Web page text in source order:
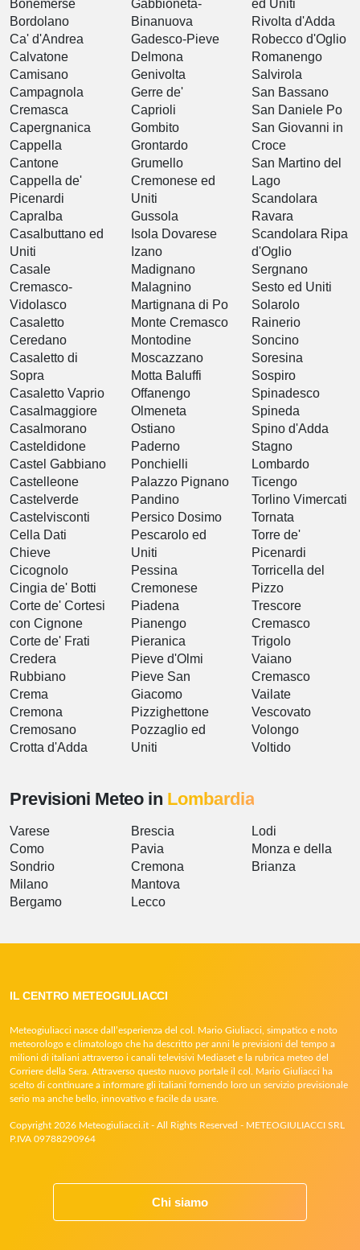
Bonemerse
Bordolano
Ca' d'Andrea
Calvatone
Camisano
Campagnola
Cremasca
Capergnanica
Cappella
Cantone
Cappella de'
Picenardi
Capralba
Casalbuttano ed
Uniti
Casale
Cremasco-
Vidolasco
Casaletto
Ceredano
Casaletto di
Sopra
Casaletto Vaprio
Casalmaggiore
Casalmorano
Casteldidone
Castel Gabbiano
Castelleone
Castelverde
Castelvisconti
Cella Dati
Chieve
Cicognolo
Cingia de' Botti
Corte de' Cortesi
con Cignone
Corte de' Frati
Credera
Rubbiano
Crema
Cremona
Cremosano
Crotta d'Adda
Gabbioneta-
Binanuova
Gadesco-Pieve
Delmona
Genivolta
Gerre de'
Caprioli
Gombito
Grontardo
Grumello
Cremonese ed
Uniti
Gussola
Isola Dovarese
Izano
Madignano
Malagnino
Martignana di Po
Monte Cremasco
Montodine
Moscazzano
Motta Baluffi
Offanengo
Olmeneta
Ostiano
Paderno
Ponchielli
Palazzo Pignano
Pandino
Persico Dosimo
Pescarolo ed
Uniti
Pessina
Cremonese
Piadena
Pianengo
Pieranica
Pieve d'Olmi
Pieve San
Giacomo
Pizzighettone
Pozzaglio ed
Uniti
ed Uniti
Rivolta d'Adda
Robecco d'Oglio
Romanengo
Salvirola
San Bassano
San Daniele Po
San Giovanni in
Croce
San Martino del
Lago
Scandolara
Ravara
Scandolara Ripa
d'Oglio
Sergnano
Sesto ed Uniti
Solarolo
Rainerio
Soncino
Soresina
Sospiro
Spinadesco
Spineda
Spino d'Adda
Stagno
Lombardo
Ticengo
Torlino Vimercati
Tornata
Torre de'
Picenardi
Torricella del
Pizzo
Trescore
Cremasco
Trigolo
Vaiano
Cremasco
Vailate
Vescovato
Volongo
Voltido
Previsioni Meteo in Lombardia
Varese
Como
Sondrio
Milano
Bergamo
Brescia
Pavia
Cremona
Mantova
Lecco
Lodi
Monza e della
Brianza
IL CENTRO METEOGIULIACCI
Meteogiuliacci nasce dall’esperienza del col. Mario Giuliacci, simpatico e noto
meteorologo e climatologo che ha descritto per anni le previsioni del tempo a
milioni di italiani attraverso i canali televisivi Mediaset e la rubrica meteo del
Corriere della Sera. Attraverso questo nuovo portale il col. Mario Giuliacci ha
scelto di continuare a informare gli italiani fornendo loro un servizio previsionale
serio ma anche bello, innovativo e facile da usare.
Copyright 2026 Meteogiuliacci.it - All Rights Reserved - METEOGIULIACCI SRL
P.IVA 09788290964
Chi siamo